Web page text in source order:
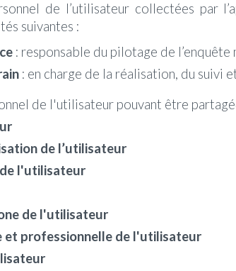
de l’utilisateur collectées par
suivantes :
: responsable du pilotage de
: en charge de la réalisation, du suivi
de l'utilisateur pouvant être
de l’utilisateur
l'utilisateur
de l'utilisateur
et professionnelle de l'utilisateur